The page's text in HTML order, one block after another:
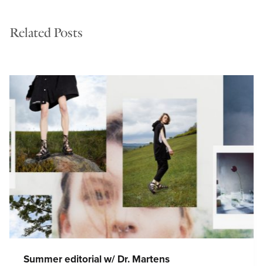
Related Posts
Summer editorial w/ Dr. Martens